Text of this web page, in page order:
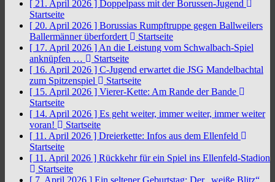
[ 21. April 2026 ] Doppelpass mit der Borussen-Jugend
Startseite
[ 20. April 2026 ] Borussias Rumpftruppe gegen Ballweilers
Ballermänner überfordert
Startseite
[ 17. April 2026 ] An die Leistung vom Schwalbach-Spiel
anknüpfen …
Startseite
[ 16. April 2026 ] C-Jugend erwartet die JSG Mandelbachtal
zum Spitzenspiel
Startseite
[ 15. April 2026 ] Vierer-Kette: Am Rande der Bande
Startseite
[ 14. April 2026 ] Es geht weiter, immer weiter, immer weiter
voran!
Startseite
[ 11. April 2026 ] Dreierkette: Infos aus dem Ellenfeld
Startseite
[ 11. April 2026 ] Rückkehr für ein Spiel ins Ellenfeld-Stadion
Startseite
[ 7. April 2026 ] Ein seltener Geburtstag: Der „weiße Blitz“